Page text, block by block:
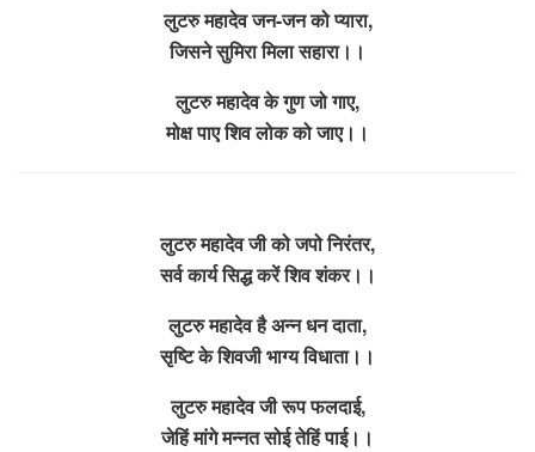
लुटरु महादेव जन-जन को प्यारा,
जिसने सुमिरा मिला सहारा।।
लुटरु महादेव के गुण जो गाए,
मोक्ष पाए शिव लोक को जाए।।
लुटरु महादेव जी को जपो निरंतर,
सर्व कार्य सिद्ध करें शिव शंकर।।
लुटरु महादेव है अन्न धन दाता,
सृष्टि के शिवजी भाग्य विधाता।।
लुटरु महादेव जी रूप फलदाई,
जेहिं मांगे मन्नत सोई तेहिं पाई।।